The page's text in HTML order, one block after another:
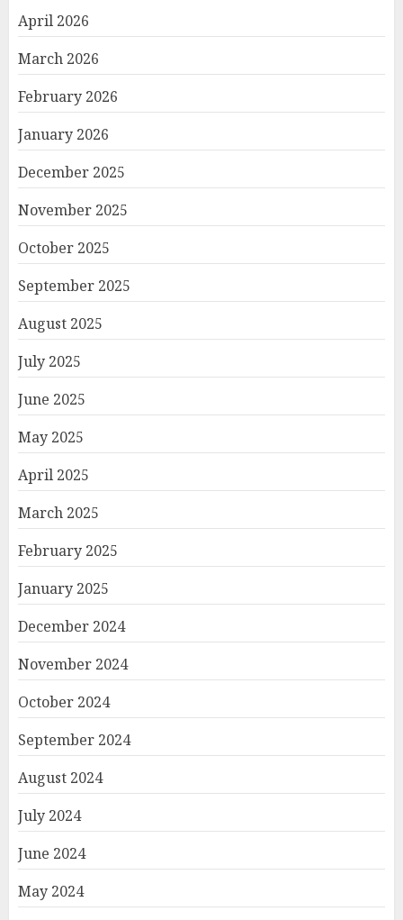
April 2026
March 2026
February 2026
January 2026
December 2025
November 2025
October 2025
September 2025
August 2025
July 2025
June 2025
May 2025
April 2025
March 2025
February 2025
January 2025
December 2024
November 2024
October 2024
September 2024
August 2024
July 2024
June 2024
May 2024